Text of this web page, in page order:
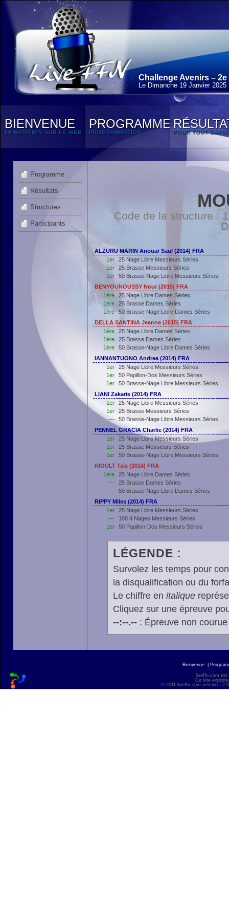
Challenge Avenirs – 2e
Le Dimanche 19 Janvier 2025
BIENVENUE
LA NATATION SUR LE WEB
PROGRAMME
PROGRAMMATION POUR TOUT
Programme
Résultats
Structures
Participants
Code de la structure :
ALZURU MARIN Anouar Saul (2014) FRA
1er
25 Nage Libre Messieurs Séries
1er
25 Brasse Messieurs Séries
1er
50 Brasse-Nage Libre Messieurs Séries
BENYOUNOUSSY Nour (2015) FRA
1ère
25 Nage Libre Dames Séries
1ère
25 Brasse Dames Séries
1ère
50 Brasse-Nage Libre Dames Séries
DELLA SANTINA Jeanne (2015) FRA
1ère
25 Nage Libre Dames Séries
1ère
25 Brasse Dames Séries
1ère
50 Brasse-Nage Libre Dames Séries
IANNANTUONO Andrea (2014) FRA
1er
25 Nage Libre Messieurs Séries
1er
50 Papillon-Dos Messieurs Séries
1er
50 Brasse-Nage Libre Messieurs Séries
LIANI Zakarie (2014) FRA
1er
25 Nage Libre Messieurs Séries
1er
25 Brasse Messieurs Séries
---
50 Brasse-Nage Libre Messieurs Séries
PENNEL GRACIA Charlie (2014) FRA
1er
25 Nage Libre Messieurs Séries
1er
25 Brasse Messieurs Séries
1er
50 Brasse-Nage Libre Messieurs Séries
RIOULT Taïs (2014) FRA
1ère
25 Nage Libre Dames Séries
---
25 Brasse Dames Séries
---
50 Brasse-Nage Libre Dames Séries
RIPPY Miles (2014) FRA
1er
25 Nage Libre Messieurs Séries
---
100 4 Nages Messieurs Séries
1er
50 Papillon-Dos Messieurs Séries
LÉGENDE :
Survolez les temps pour
la disqualification ou du
Le chiffre en italique
Cliquez sur une épreuve
--:--.--: Épreuve non
Bienvenue
liveffn.com est
Ce site
© 2011 liveffn.com version :